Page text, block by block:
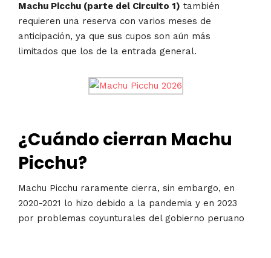
Machu Picchu (parte del Circuito 1) también
requieren una reserva con varios meses de
anticipación, ya que sus cupos son aún más
limitados que los de la entrada general.
¿Cuándo cierran Machu
Picchu?
Machu Picchu raramente cierra, sin embargo, en
2020-2021 lo hizo debido a la pandemia y en 2023
por problemas coyunturales del gobierno peruano